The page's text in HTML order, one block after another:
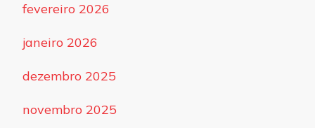
fevereiro 2026
janeiro 2026
dezembro 2025
novembro 2025